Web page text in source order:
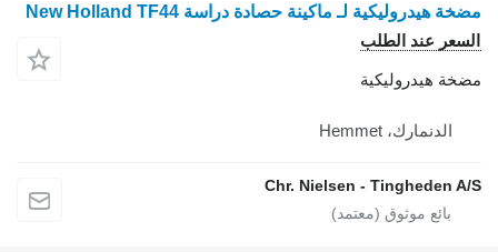
مضخة هيدروليكية لـ ماكينة حصادة دراسة New Holland TF44
السعر عند الطلب
مضخة هيدروليكية
الدنمارك، Hemmet
Chr. Nielsen - Tingheden A/S